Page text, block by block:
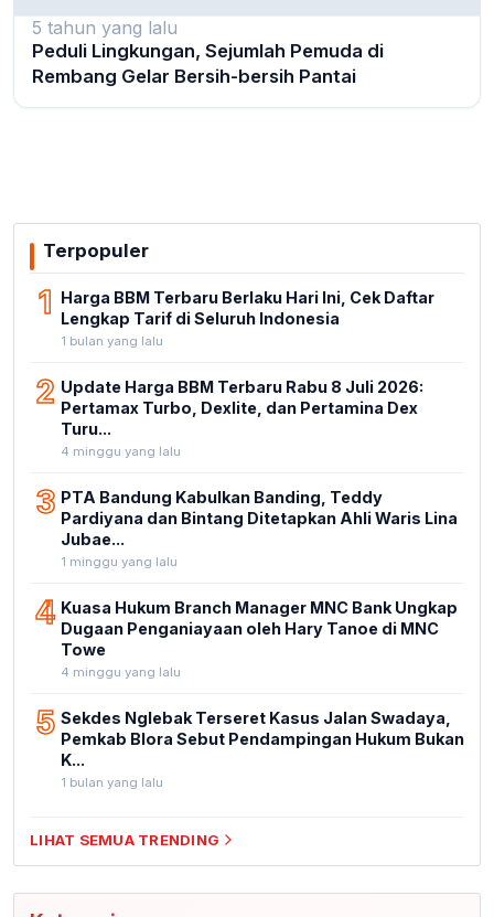
5 tahun yang lalu
Peduli Lingkungan, Sejumlah Pemuda di
Rembang Gelar Bersih-bersih Pantai
Terpopuler
1 Harga BBM Terbaru Berlaku Hari Ini, Cek Daftar
Lengkap Tarif di Seluruh Indonesia
1 bulan yang lalu
2 Update Harga BBM Terbaru Rabu 8 Juli 2026:
Pertamax Turbo, Dexlite, dan Pertamina Dex
Turu...
4 minggu yang lalu
3 PTA Bandung Kabulkan Banding, Teddy
Pardiyana dan Bintang Ditetapkan Ahli Waris Lina
Jubae...
1 minggu yang lalu
4 Kuasa Hukum Branch Manager MNC Bank Ungkap
Dugaan Penganiayaan oleh Hary Tanoe di MNC
Towe
4 minggu yang lalu
5 Sekdes Nglebak Terseret Kasus Jalan Swadaya,
Pemkab Blora Sebut Pendampingan Hukum Bukan
K...
1 bulan yang lalu
LIHAT SEMUA TRENDING